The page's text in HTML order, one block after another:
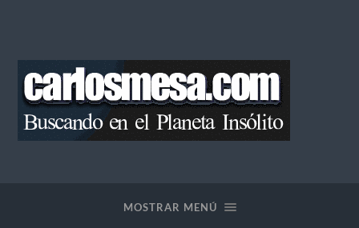
MOSTRAR MENÚ